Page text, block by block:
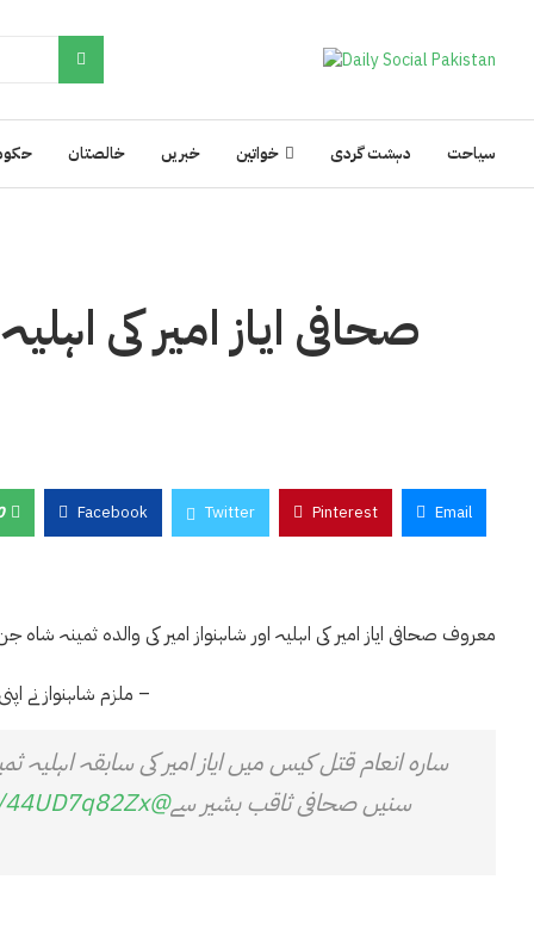
خالصتان خبریں خواتین دہشت گردی سیاحت
صحافی ایاز امیر کی
Facebook Twitter Pinterest Email
معروف صحافی ایاز امیر کی اہلیہ اور شاہنواز امیر کی والدہ ثمینہ
ملزم شاہنواز نے اپنی اہلیہ سارہ کو گھر میں جھگڑے کے دوران ڈمبل کے وار سے موت کے گھاٹ اتار دیا تھا –
سارہ انعام قتل کیس میں ایاز امیر کی سابقہ اہلیہ
سنیں صحافی ثاقب بشیر سے@saqibbashir156